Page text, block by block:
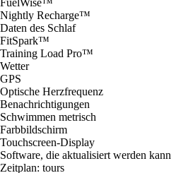
FuelWise™
Nightly Recharge™
Daten des Schlaf
FitSpark™
Training Load Pro™
Wetter
GPS
Optische Herzfrequenz
Benachrichtigungen
Schwimmen metrisch
Farbbildschirm
Touchscreen-Display
Software, die aktualisiert werden kann
Zeitplan: tours